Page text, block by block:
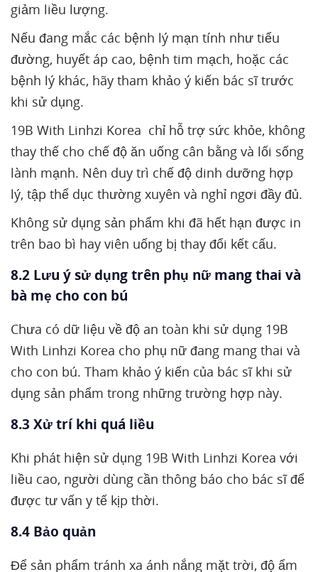
giảm liều lượng.
Nếu đang mắc các bệnh lý mạn tính như tiểu
đường, huyết áp cao, bệnh tim mạch, hoặc các
bệnh lý khác, hãy tham khảo ý kiến bác sĩ trước
khi sử dụng.
19B With Linhzi Korea chỉ hỗ trợ sức khỏe, không
thay thế cho chế độ ăn uống cân bằng và lối sống
lành mạnh. Nên duy trì chế độ dinh dưỡng hợp
lý, tập thể dục thường xuyên và nghỉ ngơi đầy đủ.
Không sử dụng sản phẩm khi đã hết hạn được in
trên bao bì hay viên uống bị thay đổi kết cấu.
8.2 Lưu ý sử dụng trên phụ nữ mang thai và
bà mẹ cho con bú
Chưa có dữ liệu về độ an toàn khi sử dụng 19B
With Linhzi Korea cho phụ nữ đang mang thai và
cho con bú. Tham khảo ý kiến của bác sĩ khi sử
dụng sản phẩm trong những trường hợp này.
8.3 Xử trí khi quá liều
Khi phát hiện sử dụng 19B With Linhzi Korea với
liều cao, người dùng cần thông báo cho bác sĩ để
được tư vấn y tế kịp thời.
8.4 Bảo quản
Để sản phẩm tránh xa ánh nắng mặt trời, độ ẩm